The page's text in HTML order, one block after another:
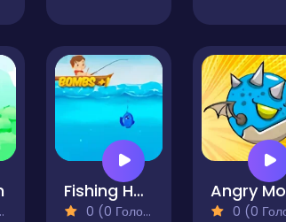
Fishing Hunter
0 (0 Голосів) 0 (0